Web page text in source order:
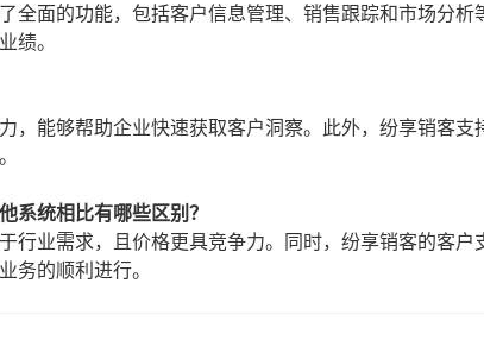
全面的功能，包括客户信息管理、销售跟踪和市场分析
绩。
，能够帮助企业快速获取客户洞察。此外，纷享销客支
系统相比有哪些区别？
行业需求，且价格更具竞争力。同时，纷享销客的客户
务的顺利进行。